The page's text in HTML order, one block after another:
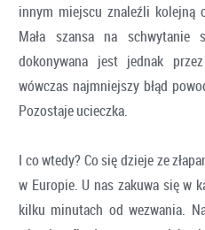
innym miejscu znaleźli kolejną
Mała szansa na schwytanie
dokonywana jest jednak
wówczas najmniejszy błąd
Pozostaje ucieczka.
I co wtedy? Co się dzieje ze
w Europie. U nas zakuwa się w
kilku minutach od wezwania.